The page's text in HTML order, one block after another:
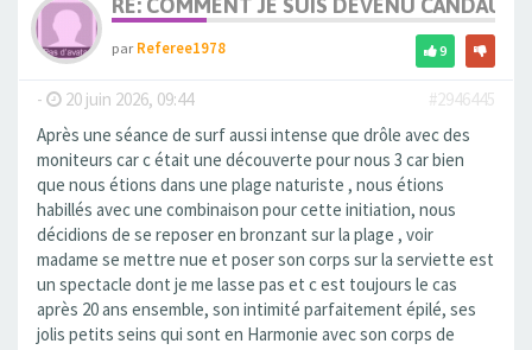
RE: COMMENT JE SUIS DEVENU
parReferee1978 9
- 20 juin 2026, 09:44
#2946445
Après une séance de surf aussi intense que drôle avec des
moniteurs car c était une découverte pour nous 3 car bien
que nous étions dans une plage naturiste , nous étions
habillés avec une combinaison pour cette initiation, nous
décidions de se reposer en bronzant sur la plage , voir
madame se mettre nue et poser son corps sur la serviette est
un spectacle dont je me lasse pas et c est toujours le cas
après 20 ans ensemble, son intimité parfaitement épilé, ses
jolis petits seins qui sont en Harmonie avec son corps de